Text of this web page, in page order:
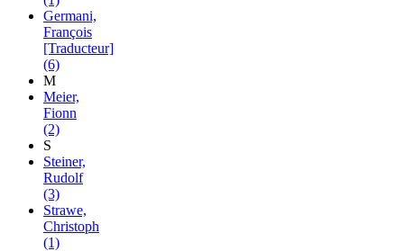
Germani,
François
[Traducteur]
(6)
M
Meier,
Fionn
(2)
S
Steiner,
Rudolf
(3)
Strawe,
Christoph
(1)